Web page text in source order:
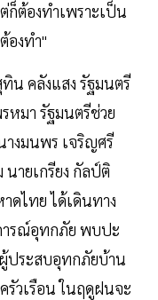
ต้องทำเพราะเป็น
องทำ"
น คลังแสง รัฐมนตรี
หมา รัฐมนตรีช่วย
างมนพร เจริญศรี
นายเกรียง กัลป์ติ
ดไทย ได้เดินทาง
ารณ์อุทกภัย พบปะ
ประสบอุทกภัยบ้าน
รัวเรือน ในฤดูฝนจะ